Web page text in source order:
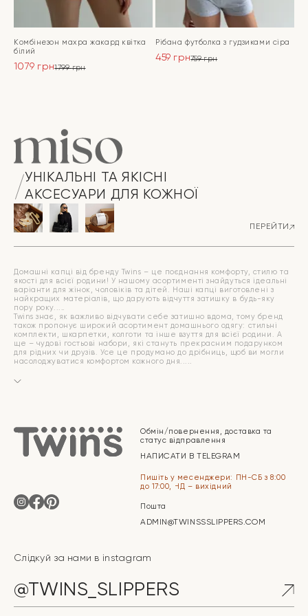
Комбінезон махра жакард квітка
білий
1799грн
1079 грн
Рібана футболка з гудзиками сіра
759грн
459 грн
УНІКАЛЬНІ ТА ЯКІСНІ
АКСЕСУАРИ ДЛЯ КОЖНОЇ
ПЕРЕЙТИ
Домашні капці від бренду Twins – це поєднання комфорту, стилю та
якості для всієї родини! У нашому асортименті знайдуться ідеальні
варіанти для жінок, чоловіків та дітей. Наші капці виготовлені з
найкращих матеріалів, що дарують відчуття затишку в будь-яку
пору року.
Twins знає, як важливо відчувати себе затишно вдома, тому бренд
також пропонує широкий асортимент домашнього одягу: стильні
комплекти, шкарпетки, колготи та інше взуття для всієї родини. А
ще – чудові гостьові набори, які стануть прекрасним подарунком
для рідних чи друзів. Усе це продумано до дрібниць, щоб ви могли
насолоджуватися комфортом кожного дня.
Обмін/повернення, доставка та
статус відправлення
НАПИСАТИ В TELEGRAM
Пишіть у месенджери: ПН-СБ з 8:00
до 17:00, НД – вихідний
Пошта
ADMIN@TWINSSSLIPPERS.COM
Слідкуй за нами в instagram
@TWINS_SLIPPERS